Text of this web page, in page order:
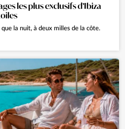
les plus exclusifs d’Ibiza
que la nuit, à deux milles de la côte.